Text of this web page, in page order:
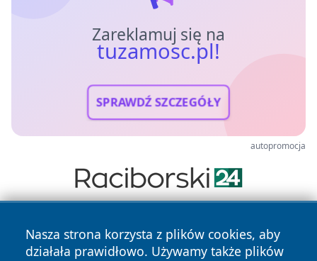
Zareklamuj się na
tuzamosc.pl!
SPRAWDŹ SZCZEGÓŁY
autopromocja
Nasza strona korzysta z plików cookies, aby
działała prawidłowo. Używamy także plików